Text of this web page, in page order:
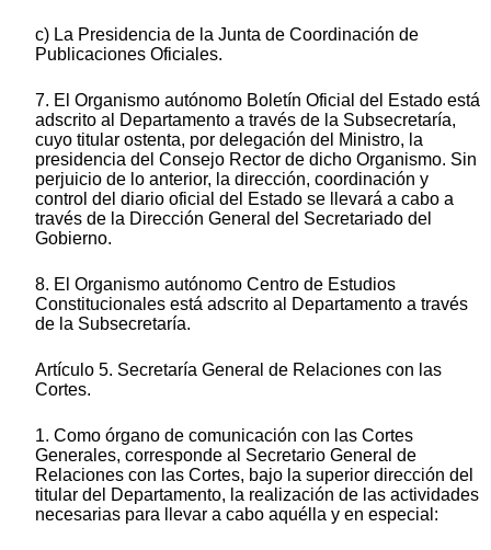
c) La Presidencia de la Junta de Coordinación de
Publicaciones Oficiales.
7. El Organismo autónomo Boletín Oficial del Estado está
adscrito al Departamento a través de la Subsecretaría,
cuyo titular ostenta, por delegación del Ministro, la
presidencia del Consejo Rector de dicho Organismo. Sin
perjuicio de lo anterior, la dirección, coordinación y
control del diario oficial del Estado se llevará a cabo a
través de la Dirección General del Secretariado del
Gobierno.
8. El Organismo autónomo Centro de Estudios
Constitucionales está adscrito al Departamento a través
de la Subsecretaría.
Artículo 5. Secretaría General de Relaciones con las
Cortes.
1. Como órgano de comunicación con las Cortes
Generales, corresponde al Secretario General de
Relaciones con las Cortes, bajo la superior dirección del
titular del Departamento, la realización de las actividades
necesarias para llevar a cabo aquélla y en especial: